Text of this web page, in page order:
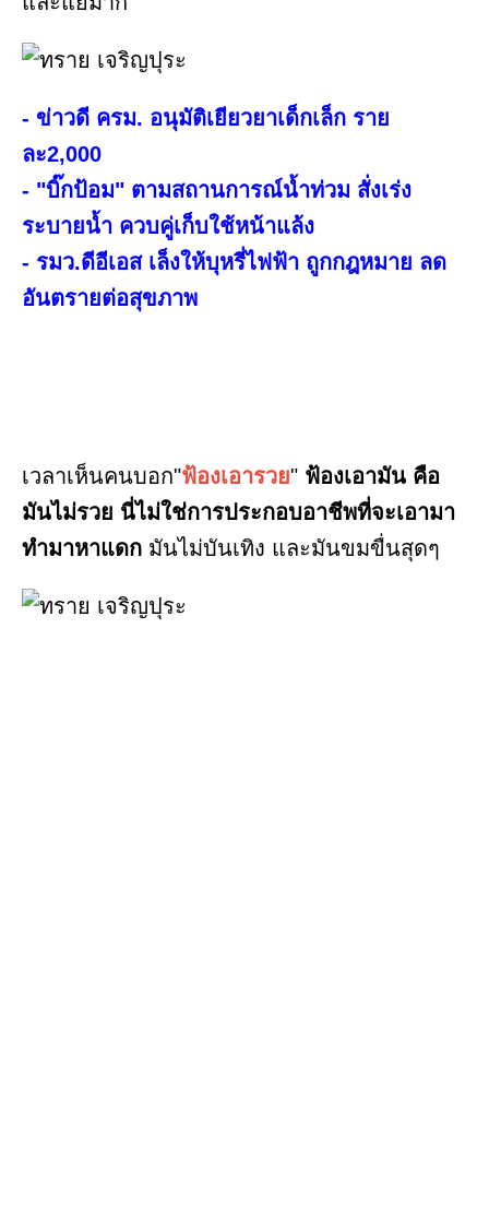
- ข่าวดี ครม. อนุมัติเยียวยาเด็กเล็ก ราย
ละ2,000
- "บิ๊กป้อม" ตามสถานการณ์น้ำท่วม สั่งเร่ง
ระบายน้ำ ควบคู่เก็บใช้หน้าแล้ง
- รมว.ดีอีเอส เล็งให้บุหรี่ไฟฟ้า ถูกกฎหมาย ลด
อันตรายต่อสุขภาพ
เวลาเห็นคนบอก"ฟ้องเอารวย" ฟ้องเอามัน คือ
มันไม่รวย นี่ไม่ใช่การประกอบอาชีพที่จะเอามา
ทำมาหาแดก มันไม่บันเทิง และมันขมขื่นสุดๆ